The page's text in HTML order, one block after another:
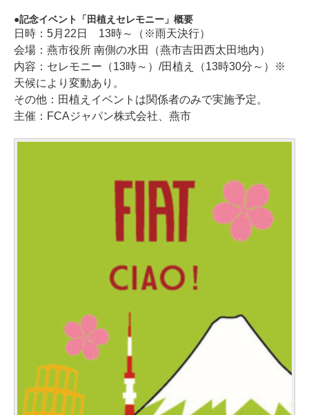
記念イベント「田植えセレモニー」概要
日時：5月22日 13時～（※雨天決行）
会場：燕市役所 南側の水田（燕市吉田西太田地内）
内容：セレモニー（13時～）/田植え（13時30分～）※
天候により変動あり。
その他：田植えイベントは関係者のみで実施予定。
主催：FCAジャパン株式会社、燕市